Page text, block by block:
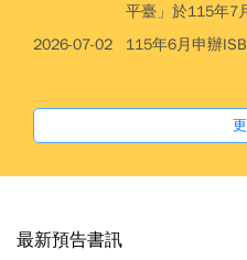
平臺」於115年7
2026-07-02
115年6月申辦
最新預告書訊